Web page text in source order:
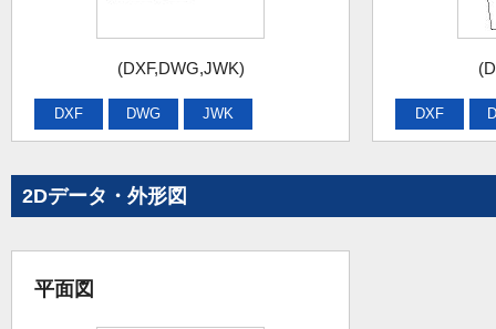
(DXF,DWG,JWK)
DXF DWG JWK DXF
2Dデータ・外形図
平面図